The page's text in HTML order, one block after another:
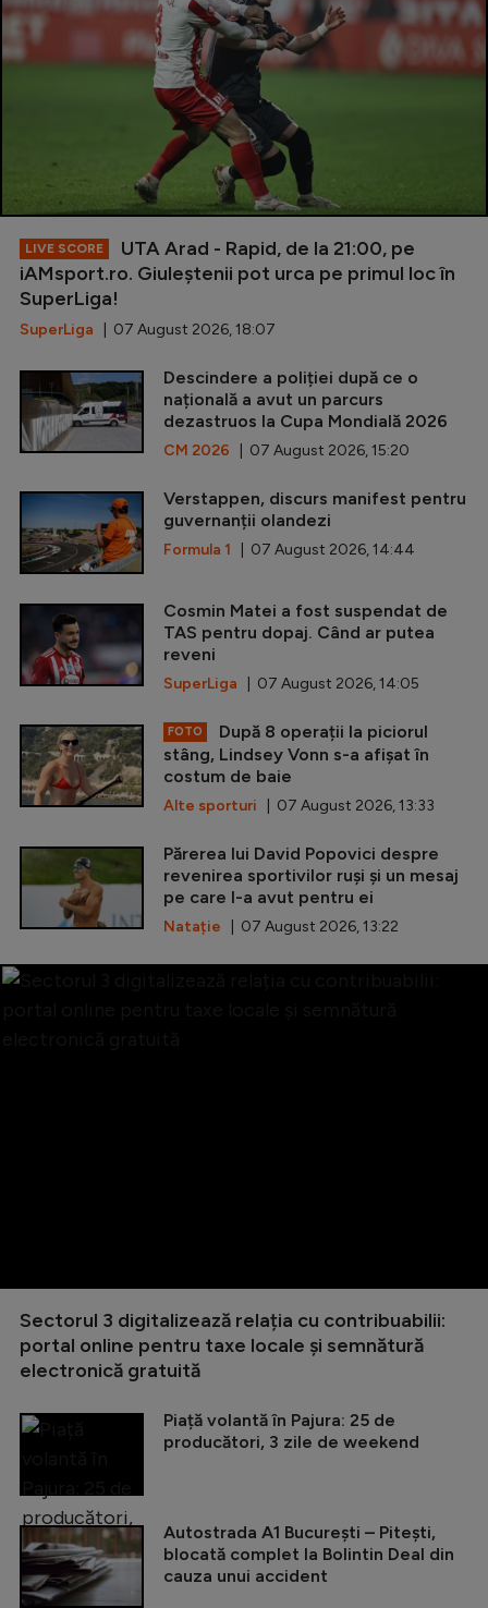
LIVE SCORE
UTA Arad - Rapid, de la 21:00, pe
iAMsport.ro. Giuleștenii pot urca pe primul loc în
SuperLiga!
SuperLiga | 07 August 2026, 18:07
Descindere a poliției după ce o
națională a avut un parcurs
dezastruos la Cupa Mondială 2026
CM 2026 | 07 August 2026, 15:20
Verstappen, discurs manifest pentru
guvernanții olandezi
Formula 1 | 07 August 2026, 14:44
Cosmin Matei a fost suspendat de
TAS pentru dopaj. Când ar putea
reveni
SuperLiga | 07 August 2026, 14:05
FOTO
După 8 operații la piciorul
stâng, Lindsey Vonn s-a afișat în
costum de baie
Alte sporturi | 07 August 2026, 13:33
Părerea lui David Popovici despre
revenirea sportivilor ruși și un mesaj
pe care l-a avut pentru ei
Natație | 07 August 2026, 13:22
Sectorul 3 digitalizează relația cu contribuabilii:
portal online pentru taxe locale și semnătură
electronică gratuită
Piață volantă în Pajura: 25 de
producători, 3 zile de weekend
Autostrada A1 București – Pitești,
blocată complet la Bolintin Deal din
cauza unui accident